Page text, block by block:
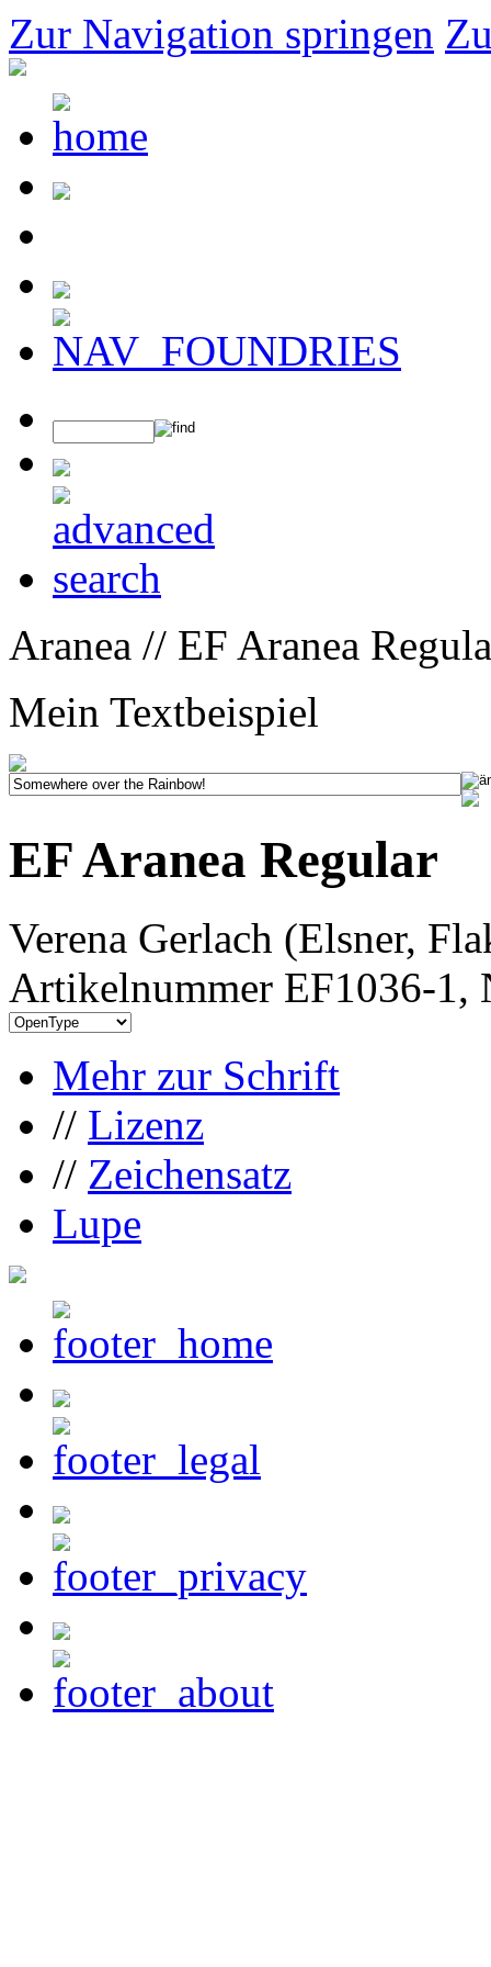
Zur Navigation springen
Aranea // EF Aranea
Mein Textbeispiel
EF Aranea Regular
Verena Gerlach (Elsner,
Artikelnummer EF1036-1,
Mehr zur Schrift
// Lizenz
// Zeichensatz
Lupe